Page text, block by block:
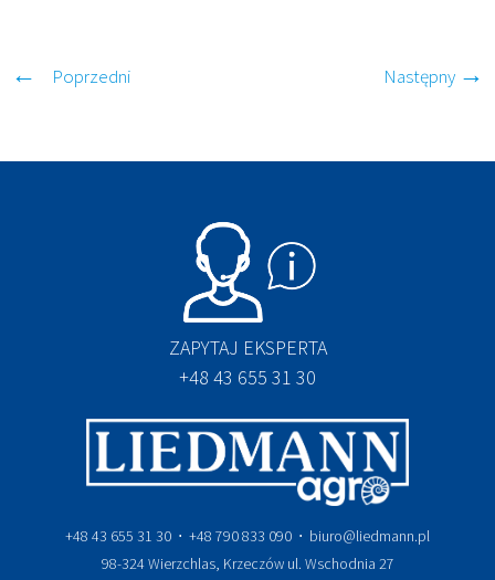
Poprzedni Następny
ZAPYTAJ EKSPERTA
+48 43 655 31 30
+48 43 655 31 30 ⋅ +48 790 833 090 ⋅ biuro@liedmann.pl
98-324 Wierzchlas, Krzeczów ul. Wschodnia 27